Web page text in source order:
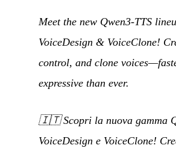
Meet the new Qwen3-TTS
VoiceDesign & VoiceClone!
control, and clone
expressive than ever.
🇮🇹Scopri la nuova gamma
VoiceDesign e VoiceClone!